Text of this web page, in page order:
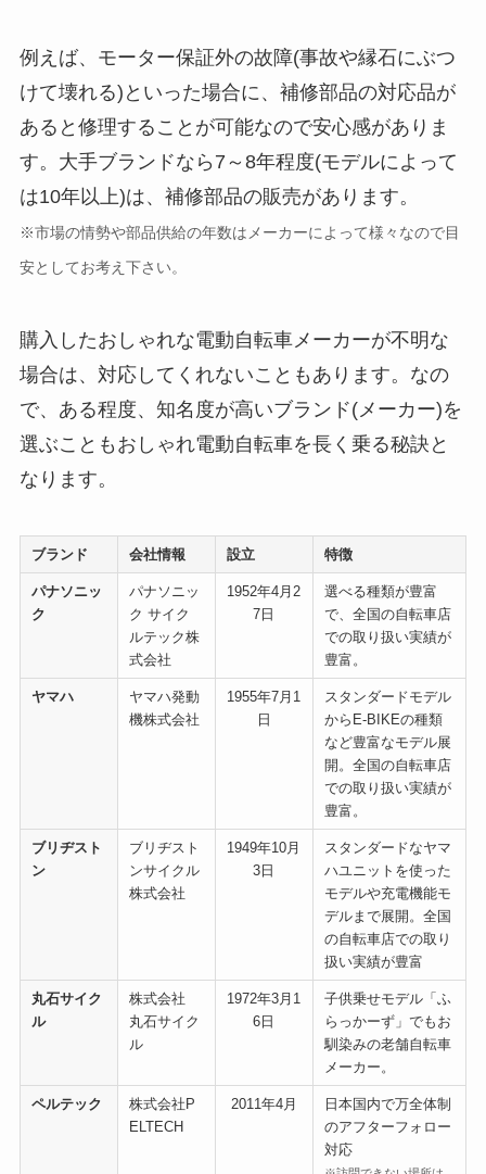
例えば、モーター保証外の故障(事故や縁石にぶつ
けて壊れる)といった場合に、補修部品の対応品が
あると修理することが可能なので安心感がありま
す。大手ブランドなら7～8年程度(モデルによって
は10年以上)は、補修部品の販売があります。
※市場の情勢や部品供給の年数はメーカーによって様々なので目
安としてお考え下さい。
購入したおしゃれな電動自転車メーカーが不明な
場合は、対応してくれないこともあります。なの
で、ある程度、知名度が高いブランド(メーカー)を
選ぶこともおしゃれ電動自転車を長く乗る秘訣と
なります。
ブランド 会社情報 設立 特徴
パナソニッ
ク
パナソニッ
ク サイク
ルテック株
式会社
1952年4月2
7日
選べる種類が豊富
で、全国の自転車店
での取り扱い実績が
豊富。
ヤマハ
ヤマハ発動
機株式会社
1955年7月1
日
スタンダードモデル
からE-BIKEの種類
など豊富なモデル展
開。全国の自転車店
での取り扱い実績が
豊富。
ブリヂスト
ン
ブリヂスト
ンサイクル
株式会社
1949年10月
3日
スタンダードなヤマ
ハユニットを使った
モデルや充電機能モ
デルまで展開。全国
の自転車店での取り
扱い実績が豊富
丸石サイク
ル
株式会社
丸石サイク
ル
1972年3月1
6日
子供乗せモデル「ふ
らっかーず」でもお
馴染みの老舗自転車
メーカー。
ペルテック
株式会社P
ELTECH
2011年4月
日本国内で万全体制
のアフターフォロー
対応